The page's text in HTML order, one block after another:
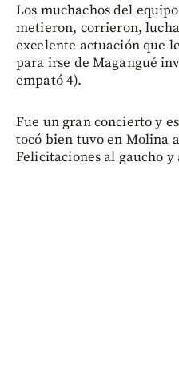
Los muchachos del
metieron, corrieron,
excelente actuación que
para irse de Magangué
empató 4).
Fue un gran concierto y
tocó bien tuvo en Molina
Felicitaciones al gaucho